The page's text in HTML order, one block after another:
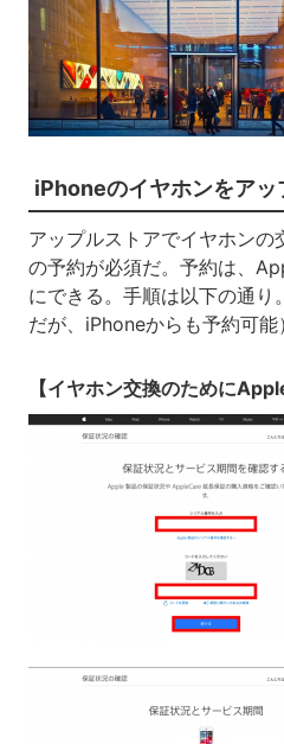
iPhoneのイヤホンをアッ
アップルストアでイヤホン
の予約が必須だ。予約は、
にできる。手順は以下の通り
だが、iPhoneからも予約可能）
【イヤホン交換のために